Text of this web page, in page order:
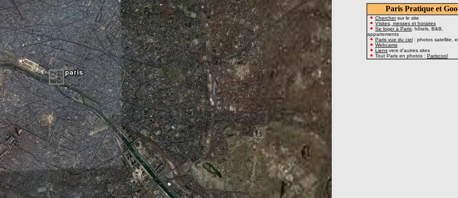
Paris Pratique et
Cherchersur le site
Visites, messes et horaires
Se loger à Paris: hôtels, B&B,
appartements
Paris vue du ciel : photos satellite,
Webcams
Liens vers d'autres sites
Tout Paris en photos : Pariscool